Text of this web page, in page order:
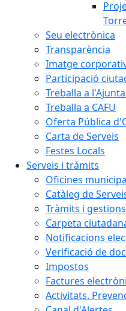
Seu electrònica
Transparència
Imatge
Participació
Treballa a
Treballa a CAFU
Oferta Pública
Carta de Serveis
Festes Locals
Serveis i tràmits
Oficines
Catàleg de
Tràmits i gestions
Carpeta
Notificacions
Verificació de
Impostos
Factures
Activitats.